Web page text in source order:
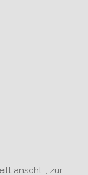
anschl. , zur